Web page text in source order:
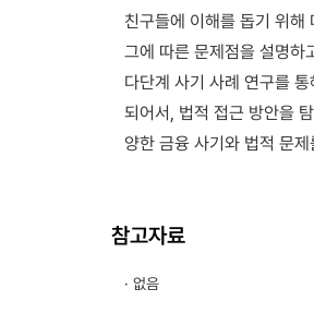
친구들에 이해를 돕기 위해
그에 따른 문제점을 설명하
다단계 사기 사례 연구를
되어서, 법적 접근 방안을
양한 금융 사기와 법적 문
참고자료
· 없음